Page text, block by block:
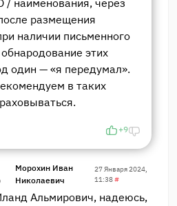
наименования, через
размещения
наличии письменного
этих
один — «я передумал».
в таких
+9
Морохин Иван
Николаевич
27 Января 2024,
11:38#
Альмирович, надеюсь,